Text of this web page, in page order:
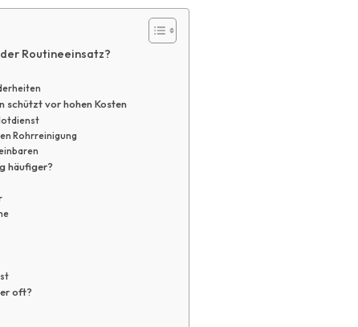
Routineeinsatz?
schützt vor hohen Kosten
Rohrreinigung
häufiger?
oft?